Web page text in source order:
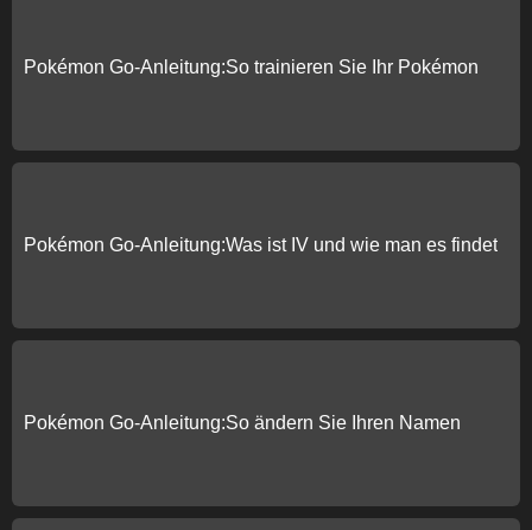
Pokémon Go-Anleitung:So trainieren Sie Ihr Pokémon
Pokémon Go-Anleitung:Was ist IV und wie man es findet
Pokémon Go-Anleitung:So ändern Sie Ihren Namen